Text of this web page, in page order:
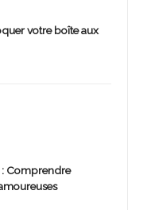
votre boîte aux
: Comprendre